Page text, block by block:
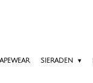
SIERADEN